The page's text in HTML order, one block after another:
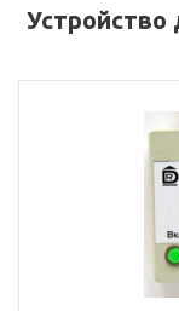
Устройство